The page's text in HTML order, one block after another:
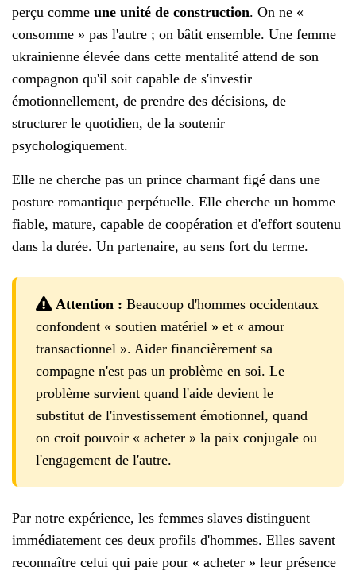
perçu comme une unité de construction. On ne «
consomme » pas l'autre ; on bâtit ensemble. Une femme
ukrainienne élevée dans cette mentalité attend de son
compagnon qu'il soit capable de s'investir
émotionnellement, de prendre des décisions, de
structurer le quotidien, de la soutenir
psychologiquement.
Elle ne cherche pas un prince charmant figé dans une
posture romantique perpétuelle. Elle cherche un homme
fiable, mature, capable de coopération et d'effort soutenu
dans la durée. Un partenaire, au sens fort du terme.
Attention : Beaucoup d'hommes occidentaux
confondent « soutien matériel » et « amour
transactionnel ». Aider financièrement sa
compagne n'est pas un problème en soi. Le
problème survient quand l'aide devient le
substitut de l'investissement émotionnel, quand
on croit pouvoir « acheter » la paix conjugale ou
l'engagement de l'autre.
Par notre expérience, les femmes slaves distinguent
immédiatement ces deux profils d'hommes. Elles savent
reconnaître celui qui paie pour « acheter » leur présence